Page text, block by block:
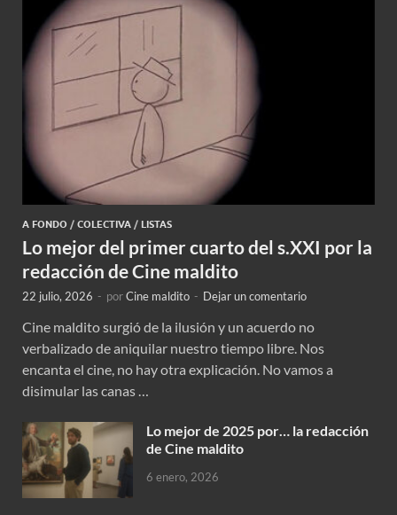
A FONDO / COLECTIVA / LISTAS
Lo mejor del primer cuarto del s.XXI por la
redacción de Cine maldito
22 julio, 2026 - porCine maldito - Dejar un comentario
Cine maldito surgió de la ilusión y un acuerdo no
verbalizado de aniquilar nuestro tiempo libre. Nos
encanta el cine, no hay otra explicación. No vamos a
disimular las canas …
Lo mejor de 2025 por… la redacción
de Cine maldito
6 enero, 2026